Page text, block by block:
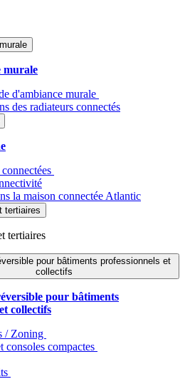
murale
d'ambiance murale
des radiateurs connectés
la maison connectée Atlantic
tertiaires
tertiaires
pour bâtiments professionnels et
collectifs
pour bâtiments
collectifs
/ Zoning
consoles compactes